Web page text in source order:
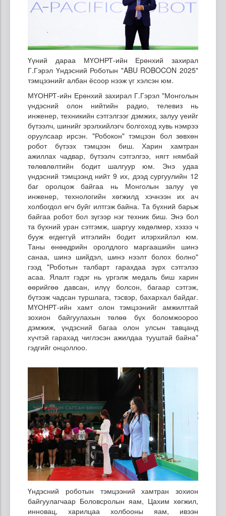
Үүний дараа МҮОНРТ-ийн Ерөнхий захирал
Г.Гэрэл Үндэсний Роботын "ABU ROBOCON 2025"
тэмцээнийг албан ёсоор нээж үг хэлсэн юм.
МҮОНРТ-ийн Ерөнхий захирал Г.Гэрэл "Монголын
үндэсний олон нийтийн радио, телевиз нь
инженер, техникийн сэтгэлгээг дэмжих, залуу үеийг
бүтээлч, шинийг эрэлхийлэгч болгоход хувь нэмрээ
оруулсаар ирсэн. "Робокон" тэмцээн бол зөвхөн
робот бүтээх тэмцээн биш. Харин хамтран
ажиллах чадвар, бүтээлч сэтгэлгээ, нягт нямбай
төлөвлөлтийн бодит шалгуур юм. Энэ удаа
үндэсний тэмцээнд нийт 9 их, дээд сургуулийн 12
баг оролцож байгаа нь Монголын залуу үе
инженер, технологийн хөгжилд хэчнээн их ач
холбогдол өгч буйг илтгэж байна. Та бүхний барьж
байгаа робот бол зүгээр нэг техник биш. Энэ бол
та бүхний уран сэтгэмж, шаргуу хөдөлмөр, хэзээ ч
бууж өгдөггүй итгэлийн бодит илэрхийлэл юм.
Таны өнөөдрийн оролдлого маргаашийн шинэ
санаа, шинэ шийдэл, шинэ нээлт болох болно"
гээд "Роботын талбарт гарахдаа зүрх сэтгэлээ
асаа. Ялалт гэдэг нь үргэлж медаль биш харин
өөрийгөө давсан, илүү болсон, багаар сэтгэж,
бүтээж чадсан туршлага, тэсвэр, бахархал байдаг.
МҮОНРТ-ийн хамт олон тэмцээнийг амжилттай
зохион байгуулахын төлөө бүх боломжоороо
дэмжиж, үндэсний багаа олон улсын тавцанд
хүчтэй гарахад чиглэсэн ажилдаа тууштай байна"
гэдгийг онцоллоо.
Үндэсний роботын тэмцээний хамтран зохион
байгуулагчаар Боловсролын яам, Цахим хөгжил,
инновац, харилцаа холбооны яам, ивээн